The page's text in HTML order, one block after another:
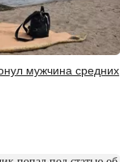
мужчина средних